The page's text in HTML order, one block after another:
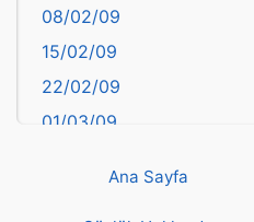
Bingöl
Bitlis
Bolu
Burdur
08/02/09
15/02/09
22/02/09
01/03/09
Ana Sayfa